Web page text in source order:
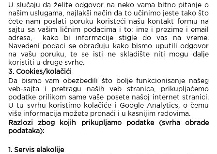
U slučaju da želite odgovor na neko vama bitno pitanje o
našim uslugama, najlakši način da to učinimo jeste tako što
ćete nam poslati poruku koristeći našu kontakt formu na
sajtu sa vašim ličnim podacima i to: ime i prezime i email
adresa, kako bi informacije stigle do vas na vreme.
Navedeni podaci se obrađuju kako bismo uputili odgovor
na vašu poruku, te se isti ne skladište niti mogu dalje
koristiti u druge svrhe.
3. Cookies/kolačići
Da bismo vam obezbedili što bolje funkcionisanje našeg
veb-sajta i pretragu naših veb stranica, prikupljaćemo
podatke prilikom same vaše posete našoj internet stranici.
U tu svrhu koristimo kolačiće i Google Analytics, o čemu
više informacija možete pronaći i u kasnijim redovima.
Razlozi zbog kojih prikupljamo podatke (svrha obrade
podataka):
1. Servis elakolije